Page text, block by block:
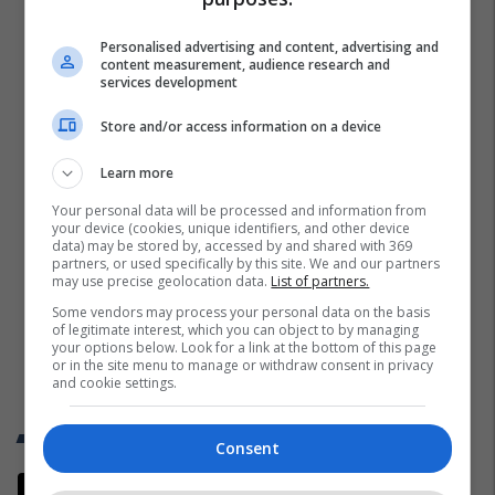
Trend Telegrafi
​Deklarata skandaloze e Daçiqit
Personalised advertising and content, advertising and
content measurement, audience research and
services development
Store and/or access information on a device
Learn more
Your personal data will be processed and information from
your device (cookies, unique identifiers, and other device
data) may be stored by, accessed by and shared with 369
partners, or used specifically by this site. We and our partners
may use precise geolocation data. List of partners.
Some vendors may process your personal data on the basis
of legitimate interest, which you can object to by managing
your options below. Look for a link at the bottom of this page
or in the site menu to manage or withdraw consent in privacy
and cookie settings.
Consent